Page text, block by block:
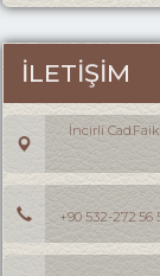
İLETİŞİM
İncirli
+90 532-272 56